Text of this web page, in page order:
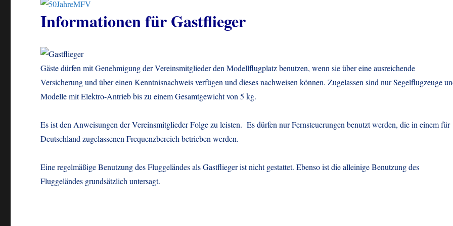
Informationen für Gastflieger
Gäste dürfen mit Genehmigung der Vereinsmitglieder den Modellflugplatz benutzen, wenn sie über eine ausreichende
Versicherung und über einen Kenntnisnachweis verfügen und dieses nachweisen können. Zugelassen sind nur Segelflugzeuge
Modelle mit Elektro-Antrieb bis zu einem Gesamtgewicht von 5 kg.
Es ist den Anweisungen der Vereinsmitglieder Folge zu leisten. Es dürfen nur Fernsteuerungen benutzt werden, die in einem für
Deutschland zugelassenen Frequenzbereich betrieben werden.
Eine regelmäßige Benutzung des Fluggeländes als Gastflieger ist nicht gestattet. Ebenso ist die alleinige Benutzung des
Fluggeländes grundsätzlich untersagt.